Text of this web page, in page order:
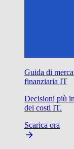
Guida di
finanziaria IT
Decisioni più
dei costi IT.
Scarica ora